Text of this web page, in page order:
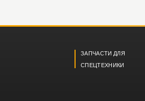
ЗАПЧАСТИ ДЛЯ
СПЕЦТЕХНИКИ